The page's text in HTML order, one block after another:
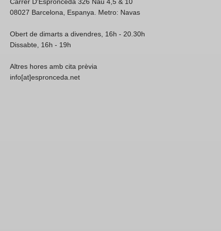
08027 Barcelona, Espanya. Metro: Navas
Obert de dimarts a divendres, 16h - 20.30h
Dissabte, 16h - 19h
Altres hores amb cita prèvia
info[at]espronceda.net